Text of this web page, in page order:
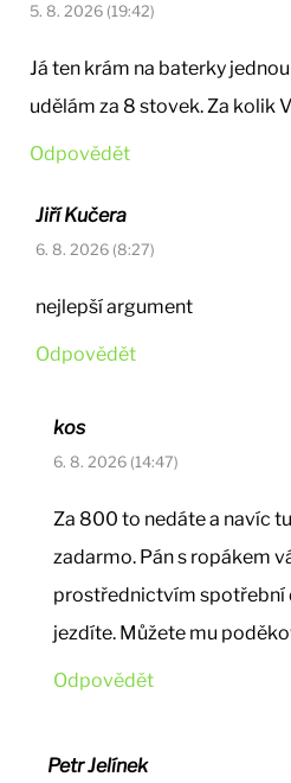
5. 8. 2026 (19:42)
Já ten krám na baterky
udělám za 8 stovek. Za kolik
Odpovědět
Jiří Kučera
6. 8. 2026 (8:27)
nejlepší argument
Odpovědět
kos
6. 8. 2026 (14:47)
Za 800 to nedáte a navíc
zadarmo. Pán s ropákem
prostřednictvím spotřební
jezdíte. Můžete mu
Odpovědět
Petr Jelínek